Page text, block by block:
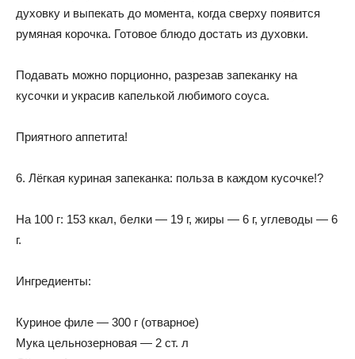
духовку и выпекать до момента, когда сверху появится
румяная корочка. Готовое блюдо достать из духовки.
Подавать можно порционно, разрезав запеканку на
кусочки и украсив капелькой любимого соуса.
Приятного аппетита!
6. Лёгкая куриная запеканка: польза в каждом кусочке!?
На 100 г: 153 ккал, белки — 19 г, жиры — 6 г, углеводы — 6
г.
Ингредиенты:
Куриное филе — 300 г (отварное)
Мука цельнозерновая — 2 ст. л